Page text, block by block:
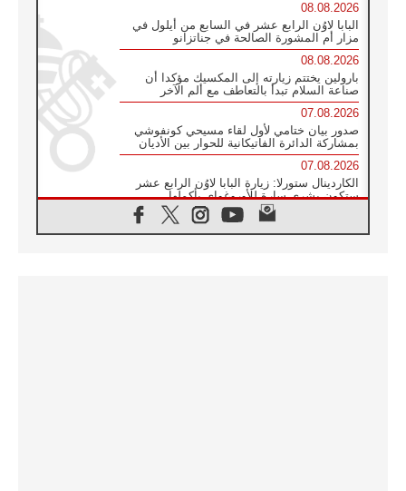
08.08.2026
البابا لاوُن الرابع عشر في السابع من أيلول في
مزار أم المشورة الصالحة في جناتزانو
08.08.2026
بارولين يختتم زيارته إلى المكسيك مؤكدا أن
صناعة السلام تبدأ بالتعاطف مع ألم الآخر
07.08.2026
صدور بيان ختامي لأول لقاء مسيحي كونفوشي
بمشاركة الدائرة الفاتيكانية للحوار بين الأديان
07.08.2026
الكاردينال ستورلا: زيارة البابا لاوُن الرابع عشر
ستكون بشرى سارة للأوروغواي بأكملها
الفاتيكان يعلن برنامج الزيارة الرسولية للبابا لاوُن